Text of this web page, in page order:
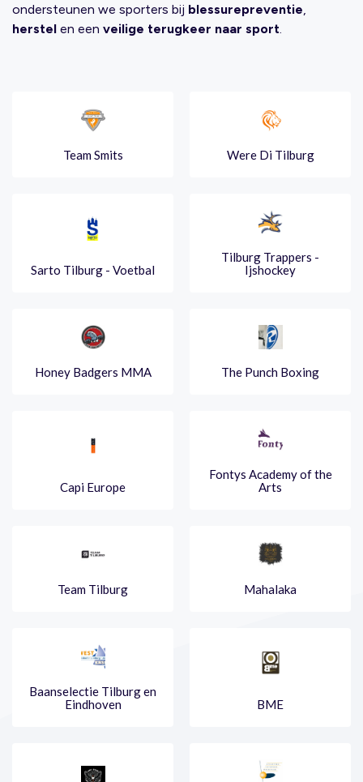
ondersteunen we sporters bij blessurepreventie
herstel en een veilige terugkeer naar sport
Team Smits Were Di Tilburg
Sarto Tilburg - Voetbal
Tilburg Trappers -
Ijshockey
Honey Badgers MMA The Punch Boxing
Capi Europe
Fontys Academy of the
Arts
Team Tilburg Mahalaka
Baanselectie Tilburg en
Eindhoven
BME